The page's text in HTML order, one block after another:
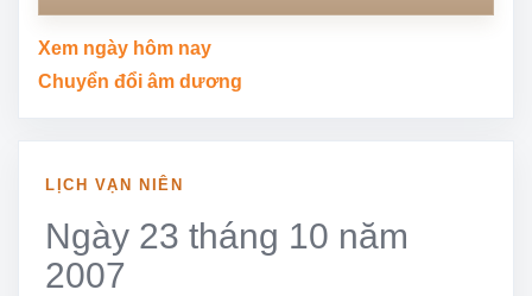
Xem ngày hôm nay
Chuyển đổi âm dương
LỊCH VẠN NIÊN
Ngày 23 tháng 10 năm
2007